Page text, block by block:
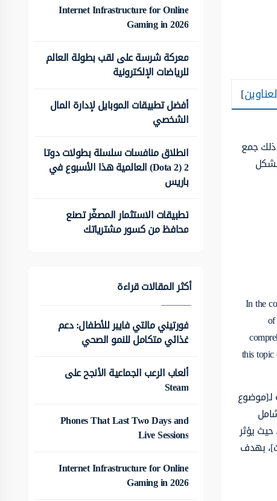
]
ذلك جمع
In the
this
يؤثر
بهدف
Internet Infrastructure for Online
Gaming in 2026
معركة شرسة على لقب بطولة العالم
للرياضات الإلكترونية
أفضل تطبيقات الموبايل لإدارة المال
الشخصي
انطلاق منافسات سلسلة بطولات دوتا
2 (Dota 2) العالمية هذا الأسبوع في
باريس
تطبيقات الاستثمار المصغّر تصنع
محافظ من كسور مشترياتك
أكثر المقالات قراءة
فورتيني مالتي فايبر للأطفال: دعم
غذائي متكامل للنمو الصحي
ألعاب الرعب الجماعية الأنجح على
Steam
Phones That Last Two Days and
Live Sessions
Internet Infrastructure for Online
Gaming in 2026